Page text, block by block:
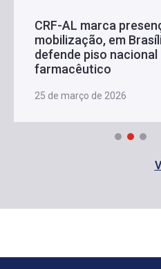
CRF-AL marca
mobilização, em
defende piso nacional
farmacêutico
25 de março de 2026